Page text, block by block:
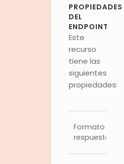
PROPIEDADES
DEL
ENDPOINT
Este
recurso
tiene las
siguientes
propiedades:
Formato de
respuesta